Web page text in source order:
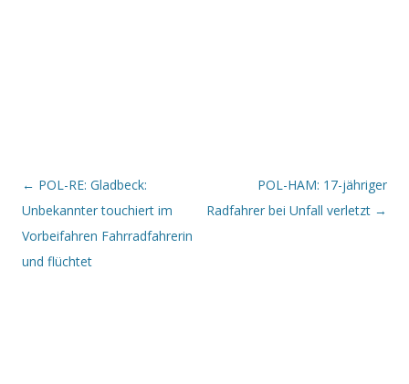
Beitrags-Navigation
← POL-RE: Gladbeck:
Unbekannter touchiert im
Vorbeifahren Fahrradfahrerin
und flüchtet
POL-HAM: 17-jähriger
Radfahrer bei Unfall verletzt →